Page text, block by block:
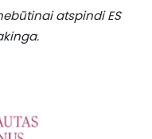
atspindi ES